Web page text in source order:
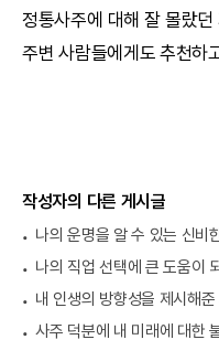
정통사주에 대해 잘 몰랐
주변 사람들에게도 추천하
작성자의 다른 게시글
나의 운명을 알 수 있는 신비
나의 직업 선택에 큰 도움이
내 인생의 방향성을 제시해
사주 덕분에 내 미래에 대한